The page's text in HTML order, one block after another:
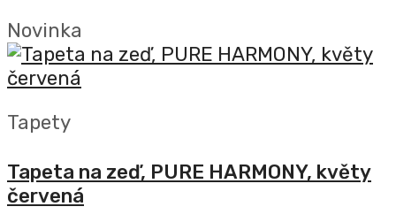
Novinka
Tapety
Tapeta na zeď, PURE HARMONY, květy
červená